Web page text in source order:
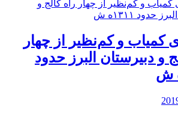
کمیاب و کم‌نظیر از چهار
و دبيرستان البرز حدود